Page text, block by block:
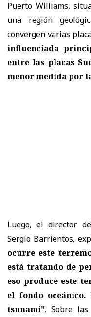
Puerto Williams,
una región
convergen varias
influenciada
entre las placas
menor medida por
Luego, el director
Sergio Barrientos,
ocurre este
está tratando de
eso produce este
el fondo
tsunami". Sobre